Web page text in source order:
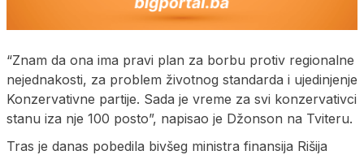
“Znam da ona ima pravi plan za borbu protiv regionalne
nejednakosti, za problem životnog standarda i ujedinjenje
Konzervativne partije. Sada je vreme za svi konzervativci
stanu iza nje 100 posto”, napisao je Džonson na Tviteru.
Tras je danas pobedila bivšeg ministra finansija Rišija